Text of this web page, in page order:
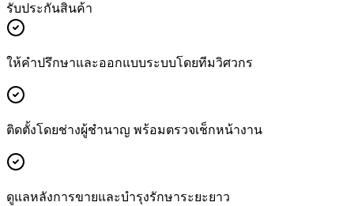
รับประกันสินค้า
ให้คำปรึกษาและออกแบบระบบโดยทีมวิศวกร
ติดตั้งโดยช่างผู้ชำนาญ พร้อมตรวจเช็กหน้างาน
ดูแลหลังการขายและบำรุงรักษาระยะยาว